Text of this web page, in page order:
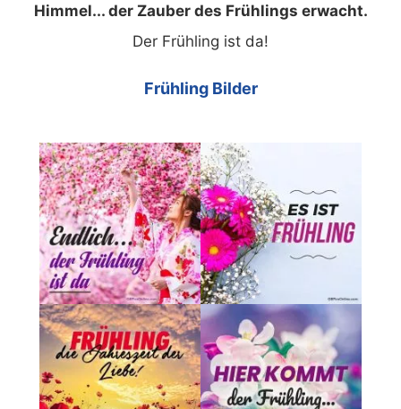
Himmel... der Zauber des Frühlings erwacht.
Der Frühling ist da!
Frühling Bilder